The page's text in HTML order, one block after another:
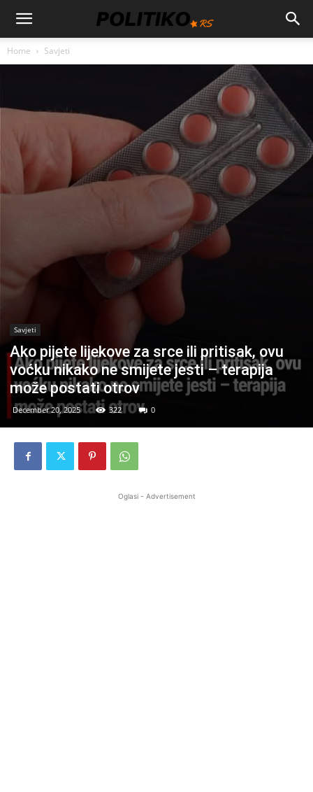
Home Savjeti
Savjeti
Ako pijete lijekove za srce ili pritisak, ovu
voćku nikako ne smijete jesti – terapija
može postati otrov
December 20, 2025 322 0
Oglasi - Advertisement